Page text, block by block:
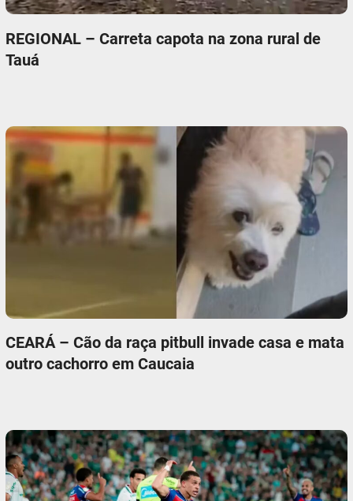
REGIONAL – Carreta capota na zona rural de
Tauá
CEARÁ – Cão da raça pitbull invade casa e mata
outro cachorro em Caucaia